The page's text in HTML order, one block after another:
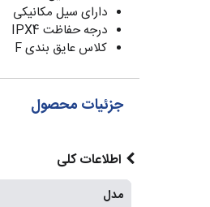
دارای سیل مکانیکی
درجه حفاظت IPX4
کلاس عایق بندی F
جزئیات محصول
اطلاعات کلی
مدل